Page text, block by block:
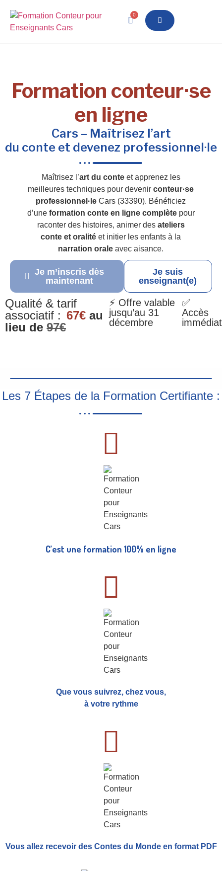
0
Formation conteur·se
en ligne
Cars – Maîtrisez l’art
du conte et devenez professionnel·le
Maîtrisez l’art du conteet apprenez les
meilleures techniques pour devenirconteur·se
professionnel·le Cars (33390). Bénéficiez
d’une formation conte en ligne complètepour
raconter des histoires, animer des ateliers
conte et oralité et initier les enfants à la
narration orale avec aisance.
Je m’inscris dès
maintenant
Je suis
enseignant(e)
Qualité & tarif
associatif : 67€ au
lieu de 97€
⚡ Offre valable
jusqu’au 31
décembre
✅
Accès
immédiat
Les 7 Étapes de la Formation Certifiante :
C’est une formation 100% en ligne
Que vous suivrez, chez vous,
à votre rythme
Vous allez recevoir des Contes du Monde en format PDF